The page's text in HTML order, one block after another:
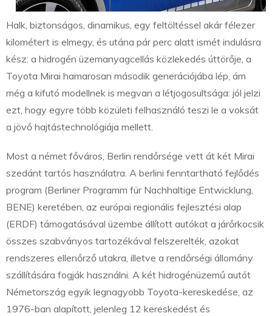
Halk, biztonságos, dinamikus, egy feltöltéssel akár félezer
kilométert is elmegy, és utána pár perc alatt ismét indulásra
kész: a hidrogén üzemanyagcellás közlekedés úttörője, a
Toyota Mirai hamarosan második generációjába lép, ám
még a kifutó modellnek is megvan a létjogosultsága: jól jelzi
ezt, hogy egyre több közületi felhasználó teszi le a voksát
a jövő hajtástechnológiája mellett.
Most a német főváros, Berlin rendőrsége vett át két Mirai
szedánt tartós használatra. A berlini fenntartható fejlődés
program (Berliner Programm für Nachhaltige Entwicklung,
BENE) keretében, az európai regionális fejlesztési alap
(ERDF) támogatásával üzembe állított autókat a járőrkocsik
összes szabványos tartozékával felszerelték, azokat
rendszeres ellenőrző utakra, illetve a rendőrségi állomány
szállítására fogják használni. A két hidrogénüzemű autót
Németország egyik legnagyobb Toyota-kereskedése, az
1976-ban alapított, jelenleg 12 kereskedést és